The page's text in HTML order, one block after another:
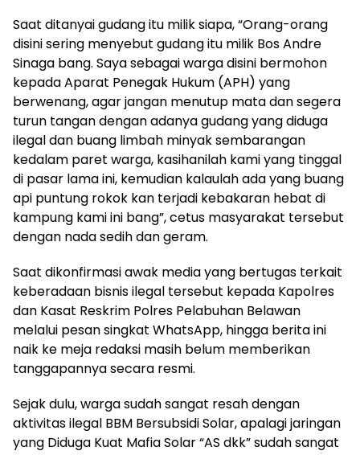
Saat ditanyai gudang itu milik siapa, “Orang-orang
disini sering menyebut gudang itu milik Bos Andre
Sinaga bang. Saya sebagai warga disini bermohon
kepada Aparat Penegak Hukum (APH) yang
berwenang, agar jangan menutup mata dan segera
turun tangan dengan adanya gudang yang diduga
ilegal dan buang limbah minyak sembarangan
kedalam paret warga, kasihanilah kami yang tinggal
di pasar lama ini, kemudian kalaulah ada yang buang
api puntung rokok kan terjadi kebakaran hebat di
kampung kami ini bang”, cetus masyarakat tersebut
dengan nada sedih dan geram.
Saat dikonfirmasi awak media yang bertugas terkait
keberadaan bisnis ilegal tersebut kepada Kapolres
dan Kasat Reskrim Polres Pelabuhan Belawan
melalui pesan singkat WhatsApp, hingga berita ini
naik ke meja redaksi masih belum memberikan
tanggapannya secara resmi.
Sejak dulu, warga sudah sangat resah dengan
aktivitas ilegal BBM Bersubsidi Solar, apalagi jaringan
yang Diduga Kuat Mafia Solar “AS dkk” sudah sangat